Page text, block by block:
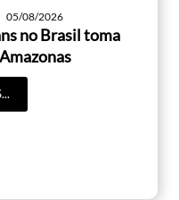
05/08/2026
no Brasil toma